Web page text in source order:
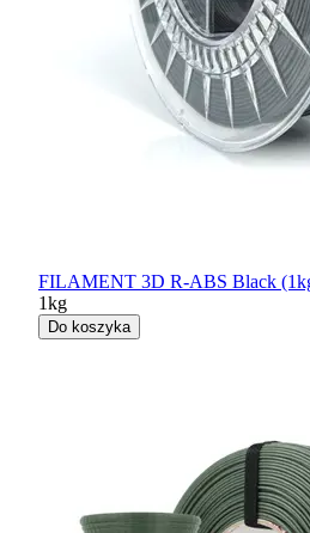
FILAMENT 3D R-ABS Black
1kg
Do koszyka